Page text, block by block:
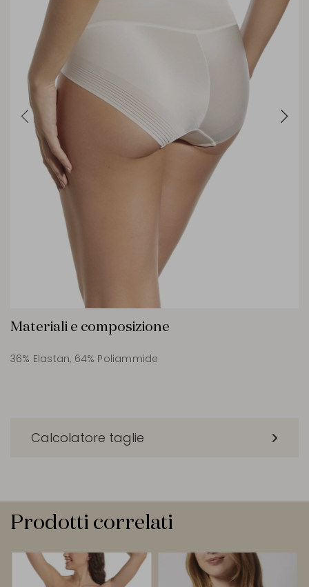
Materiali e composizione
36% Elastan, 64% Poliammide
Calcolatore taglie
Prodotti correlati